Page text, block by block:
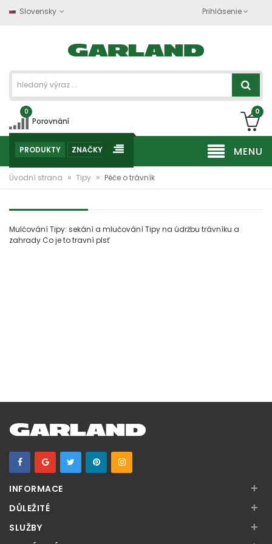
Slovensky Prihlásenie
0
Porovnání
0
MENU
PRODUKTY ZNAČKY
Úvodní strana » Tipy » Péče o trávník
MulčováníTipy: sekání a mlučováníTipy na údržbu trávníku a
zahradyCo je to travní plsť
INFORMACE +
DŮLEŽITÉ +
SLUŽBY +